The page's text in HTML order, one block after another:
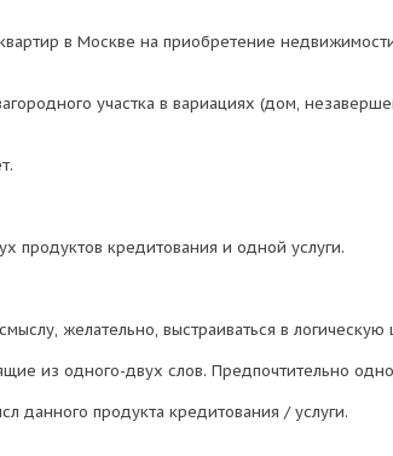
в Москве на приобретение
участка в вариациях (дом,
продуктов кредитования и одной услуги.
желательно, выстраиваться в логическую
из одного-двух слов. Предпочтительно
данного продукта кредитования / услуги.